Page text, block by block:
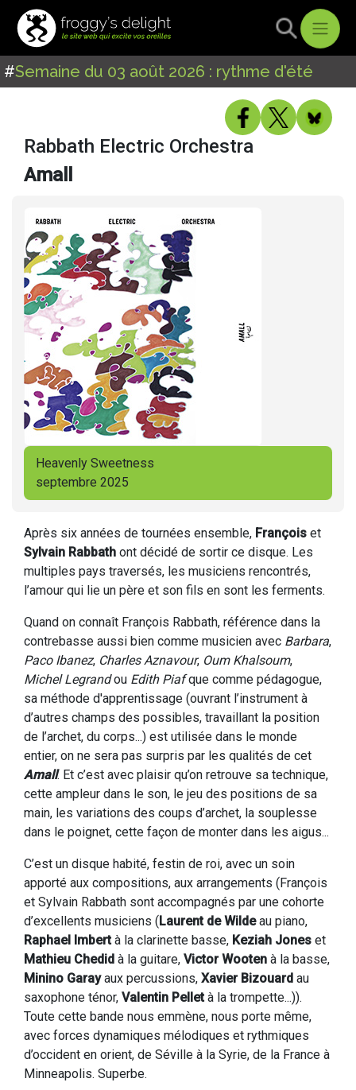
#Semaine du 03 août 2026 : rythme d'été
Rabbath Electric Orchestra
Amall
Heavenly Sweetness
septembre 2025
Après six années de tournées ensemble, François et
Sylvain Rabbath ont décidé de sortir ce disque. Les
multiples pays traversés, les musiciens rencontrés,
l’amour qui lie un père et son fils en sont les ferments.
Quand on connaît François Rabbath, référence dans la
contrebasse aussi bien comme musicien avec Barbara,
Paco Ibanez, Charles Aznavour, Oum Khalsoum,
Michel Legrandou Edith Piafque comme pédagogue,
sa méthode d'apprentissage (ouvrant l’instrument à
d’autres champs des possibles, travaillant la position
de l’archet, du corps...) est utilisée dans le monde
entier, on ne sera pas surpris par les qualités de cet
Amall. Et c’est avec plaisir qu’on retrouve sa technique,
cette ampleur dans le son, le jeu des positions de sa
main, les variations des coups d’archet, la souplesse
dans le poignet, cette façon de monter dans les aigus...
C’est un disque habité, festin de roi, avec un soin
apporté aux compositions, aux arrangements (François
et Sylvain Rabbath sont accompagnés par une cohorte
d’excellents musiciens (Laurent de Wildeau piano,
Raphael Imbertà la clarinette basse, Keziah Jones et
Mathieu Chedid à la guitare, Victor Wooten à la basse,
Minino Garayaux percussions, Xavier Bizouard au
saxophone ténor, Valentin Pelletà la trompette...)).
Toute cette bande nous emmène, nous porte même,
avec forces dynamiques mélodiques et rythmiques
d’occident en orient, de Séville à la Syrie, de la France à
Minneapolis. Superbe.